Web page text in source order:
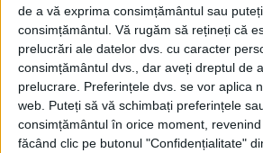
de a vă exprima consimțământul sau
consimțământul. Vă rugăm să rețineți că
prelucrări ale datelor dvs. cu caracter
consimțământul dvs., dar aveți dreptul de
prelucrare. Preferințele dvs. se vor aplica
web. Puteți să vă schimbați preferințele
consimțământul în orice moment,
făcând clic pe butonul "Confidențialitate"
Konstantin Malofeev, un magnat rus
este un sponsor al mai